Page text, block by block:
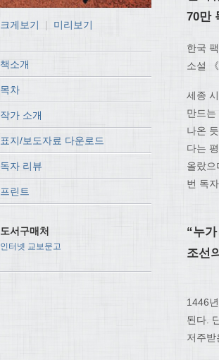
크게보기 | 미리보기
책소개
목차
작가 소개
표지/보도자료 다운로드
독자 리뷰
프린트
도서구매처
인터넷 교보문고
70만
한국
소설
세종
만드
나온
다는
올랐
번 독
“누
조선
1446
된다.
저주받